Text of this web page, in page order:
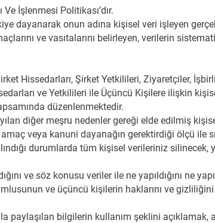
İşlenmesi Politikası’dır.
dayanarak onun adına kişisel veri işleyen
ve vasıtalarını belirleyen, verilerin
Hissedarları, Şirket Yetkilileri, Ziyaretçiler,
ve Yetkilileri ile Üçüncü Kişilere ilişkin
düzenlenmektedir.
diğer meşru nedenler gereği elde edilmiş
amaç veya kanuni dayanağın gerektirdiği ölçü ile
durumlarda tüm kişisel verileriniz
ve söz konusu veriler ile ne yapıldığını ne
ve üçüncü kişilerin haklarını ve
paylaşılan bilgilerin kullanım şeklini açıklamak,